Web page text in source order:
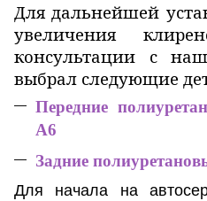
Для дальнейшей
увеличения
консультации с
выбрал следующие
Передние
A6
Задние
Для начала на